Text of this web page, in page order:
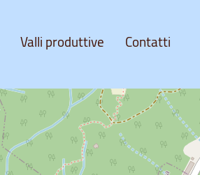
Valli produttive Contatti